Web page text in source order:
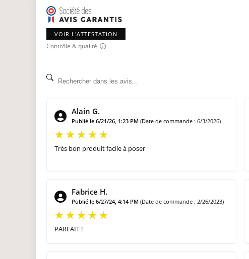
VOIR L'ATTESTATION
Contrôle & qualité
Alain G.
Publié le 6/21/26, 1:23 PM (Date de commande : 6/3/2026)
Très bon produit facile à poser
Fabrice H.
Publié le 6/27/24, 4:14 PM (Date de commande : 2/26/2023)
PARFAIT !